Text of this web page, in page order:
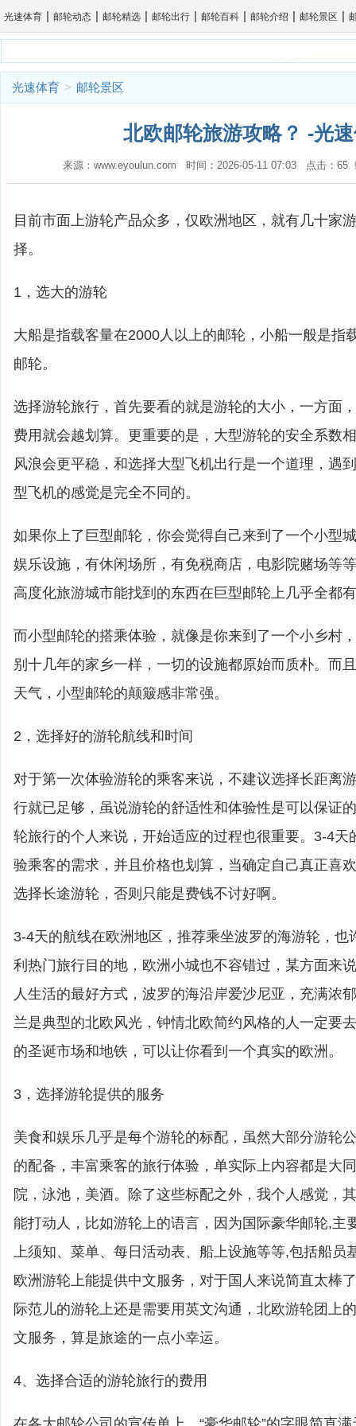
光速体育 | 邮轮动态 | 邮轮精选 | 邮轮出行 | 邮轮百科 | 邮轮介绍 | 邮轮景区 |
光速体育 > 邮轮景区
北欧邮轮旅游攻略？ -光
来源：www.eyoulun.com 时间：2026-05-11 07:03 点击：
目前市面上游轮产品众多，仅欧洲地区，就有几十家
择。
1，选大的游轮
大船是指载客量在2000人以上的邮轮，小船一般是指
邮轮。
选择游轮旅行，首先要看的就是游轮的大小，一方面
费用就会越划算。更重要的是，大型游轮的安全系数
风浪会更平稳，和选择大型飞机出行是一个道理，遇
型飞机的感觉是完全不同的。
如果你上了巨型邮轮，你会觉得自己来到了一个小型
娱乐设施，有休闲场所，有免税商店，电影院赌场等
高度化旅游城市能找到的东西在巨型邮轮上几乎全都
而小型邮轮的搭乘体验，就像是你来到了一个小乡村
别十几年的家乡一样，一切的设施都原始而质朴。而
天气，小型邮轮的颠簸感非常强。
2，选择好的游轮航线和时间
对于第一次体验游轮的乘客来说，不建议选择长距离
行就已足够，虽说游轮的舒适性和体验性是可以保证
轮旅行的个人来说，开始适应的过程也很重要。3-4天
验乘客的需求，并且价格也划算，当确定自己真正喜
选择长途游轮，否则只能是费钱不讨好啊。
3-4天的航线在欧洲地区，推荐乘坐波罗的海游轮，也
利热门旅行目的地，欧洲小城也不容错过，某方面来
人生活的最好方式，波罗的海沿岸爱沙尼亚，充满浓
兰是典型的北欧风光，钟情北欧简约风格的人一定要
的圣诞市场和地铁，可以让你看到一个真实的欧洲。
3，选择游轮提供的服务
美食和娱乐几乎是每个游轮的标配，虽然大部分游轮
的配备，丰富乘客的旅行体验，单实际上内容都是大
院，泳池，美酒。除了这些标配之外，我个人感觉，
能打动人，比如游轮上的语言，因为国际豪华邮轮,主
上须知、菜单、每日活动表、船上设施等等,包括船员
欧洲游轮上能提供中文服务，对于国人来说简直太棒
际范儿的游轮上还是需要用英文沟通，北欧游轮团上
文服务，算是旅途的一点小幸运。
4、选择合适的游轮旅行的费用